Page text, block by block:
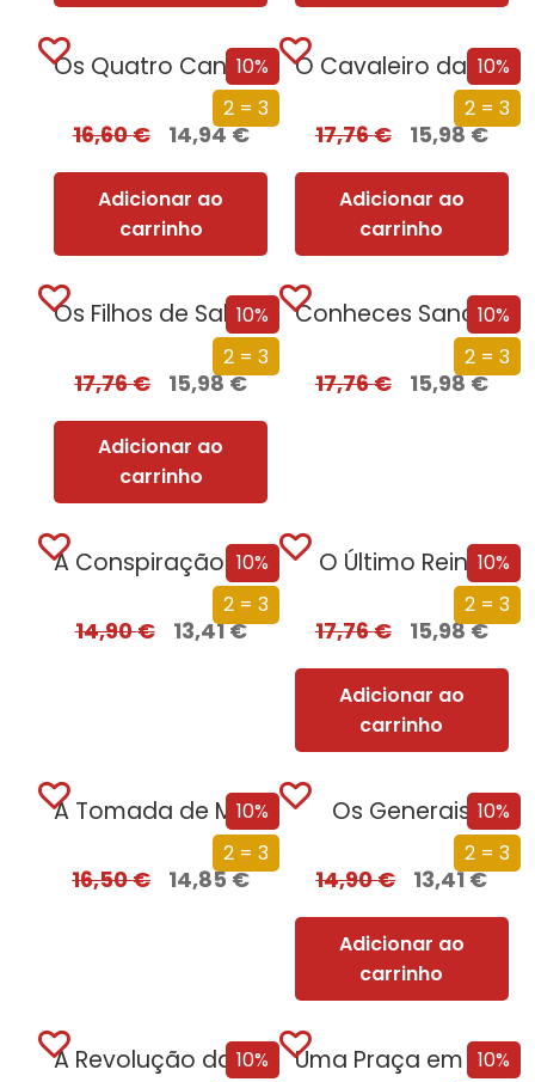
10%
2 = 3
Os Quatro Cantos do Império
16,60€ 14,94€
Adicionar ao
carrinho
10%
2 = 3
O Cavaleiro da Morte
17,76€ 15,98€
Adicionar ao
carrinho
10%
2 = 3
Os Filhos de Salazar
17,76€ 15,98€
Adicionar ao
carrinho
10%
2 = 3
Conheces Sancho?
17,76€ 15,98€
10%
2 = 3
A Conspiração de Papel
14,90€ 13,41€
10%
2 = 3
O Último Reino
17,76€ 15,98€
Adicionar ao
carrinho
10%
2 = 3
A Tomada de Madrid
16,50€ 14,85€
10%
2 = 3
Os Generais
14,90€ 13,41€
Adicionar ao
carrinho
10%
A Revolução da Mulher das Pevides
10%
Uma Praça em Antuérpia